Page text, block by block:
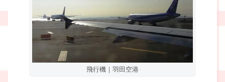
飛行機｜羽田空港